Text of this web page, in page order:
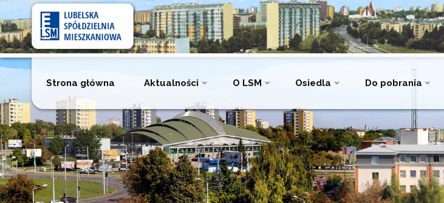
Lubelska
Spółdzielnia
Mieszkaniowa
do
treści
Strona główna Aktualności O LSM Osiedla Do pobrania